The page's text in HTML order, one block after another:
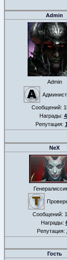
Admin
Admin
Сообщений:
Награды:
Репутация:
NeX
Сообщений:
Награды:
Репутация:
Гость